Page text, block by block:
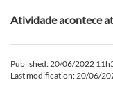
Atividade acontece
Published: 20/06/2022
Last modification: 20/06/